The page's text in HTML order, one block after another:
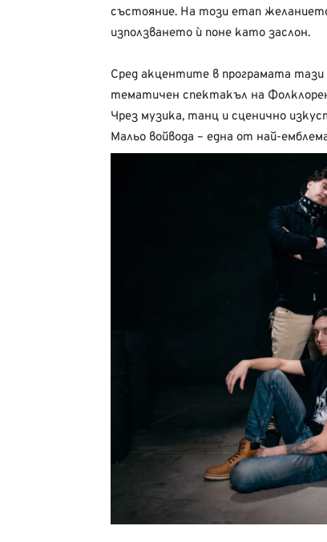
състояние. На този етап
използването ѝ поне като заслон.
Сред акцентите в програмата
тематичен спектакъл на
Чрез музика, танц и сценично
Мальо войвода – една от най-